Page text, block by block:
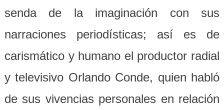
senda de la imaginación con sus
narraciones periodísticas; así es de
carismático y humano el productor radial
y televisivo Orlando Conde, quien habló
de sus vivencias personales en relación